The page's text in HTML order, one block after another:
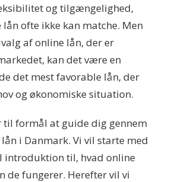
og tilgængelighed,
ofte ikke kan matche. Men
af online lån, der er
kan det være en
det mest favorable lån, der
og økonomiske situation.
til formål at guide dig gennem
i Danmark. Vi vil starte med
introduktion til, hvad online
de fungerer. Herefter vil vi